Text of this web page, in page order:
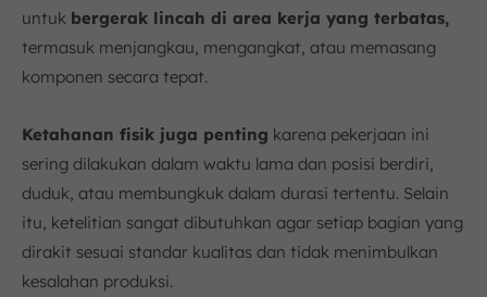
untuk bergerak lincah di area kerja yang terbatas,
termasuk menjangkau, mengangkat, atau memasang
komponen secara tepat.
Ketahanan fisik juga penting karena pekerjaan ini
sering dilakukan dalam waktu lama dan posisi berdiri,
duduk, atau membungkuk dalam durasi tertentu. Selain
itu, ketelitian sangat dibutuhkan agar setiap bagian yang
dirakit sesuai standar kualitas dan tidak menimbulkan
kesalahan produksi.